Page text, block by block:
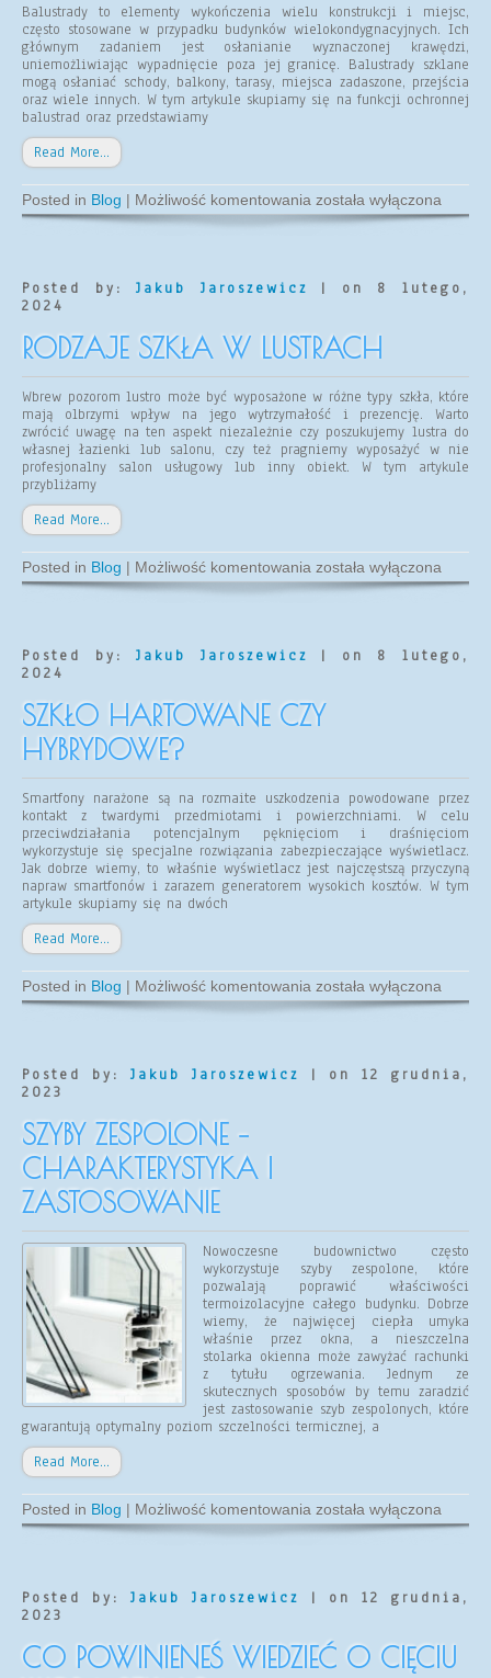
Balustrady to elementy wykończenia wielu konstrukcji i miejsc,
często stosowane w przypadku budynków wielokondygnacyjnych. Ich
głównym zadaniem jest osłanianie wyznaczonej krawędzi,
uniemożliwiając wypadnięcie poza jej granicę. Balustrady szklane
mogą osłaniać schody, balkony, tarasy, miejsca zadaszone, przejścia
oraz wiele innych. W tym artykule skupiamy się na funkcji ochronnej
balustrad oraz przedstawiamy
Read More…
Posted in Blog | Możliwość komentowania Czy
balustrady
została wyłączona
Posted by:Jakub Jaroszewicz | on 8 lutego,
2024
RODZAJE SZKŁA W LUSTRACH
Wbrew pozorom lustro może być wyposażone w różne typy szkła, które
mają olbrzymi wpływ na jego wytrzymałość i prezencję. Warto
zwrócić uwagę na ten aspekt niezależnie czy poszukujemy lustra do
własnej łazienki lub salonu, czy też pragniemy wyposażyć w nie
profesjonalny salon usługowy lub inny obiekt. W tym artykule
przybliżamy
Read More…
Posted in Blog | Możliwość komentowania Rodzaje
szkła
została wyłączona
Posted by:Jakub Jaroszewicz | on 8 lutego,
2024
SZKŁO HARTOWANE CZY
HYBRYDOWE?
Smartfony narażone są na rozmaite uszkodzenia powodowane przez
kontakt z twardymi przedmiotami i powierzchniami. W celu
przeciwdziałania potencjalnym pęknięciom i draśnięciom
wykorzystuje się specjalne rozwiązania zabezpieczające wyświetlacz.
Jak dobrze wiemy, to właśnie wyświetlacz jest najczęstszą przyczyną
napraw smartfonów i zarazem generatorem wysokich kosztów. W tym
artykule skupiamy się na dwóch
Read More…
Posted in Blog | Możliwość komentowania Szkło
hartowane
została wyłączona
Posted by:Jakub Jaroszewicz
| on 12 grudnia,
2023
SZYBY ZESPOLONE –
CHARAKTERYSTYKA I
ZASTOSOWANIE
Nowoczesne budownictwo często
wykorzystuje szyby zespolone, które
pozwalają poprawić właściwości
termoizolacyjne całego budynku. Dobrze
wiemy, że najwięcej ciepła umyka
właśnie przez okna, a nieszczelna
stolarka okienna może zawyżać rachunki
z tytułu ogrzewania. Jednym ze
skutecznych sposobów by temu zaradzić
jest zastosowanie szyb zespolonych, które
gwarantują optymalny poziom szczelności termicznej, a
Read More…
Posted in Blog | Możliwość komentowania Szyby
zespolone
zastosowanie
została wyłączona
Posted by:Jakub Jaroszewicz
| on 12 grudnia,
2023
CO POWINIENEŚ WIEDZIEĆ O CIĘCIU